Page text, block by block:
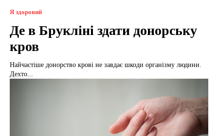
Я здоровий
Де в Брукліні здати донорську
кров
Найчастіше донорство крові не завдає шкоди організму людини.
Дехто...